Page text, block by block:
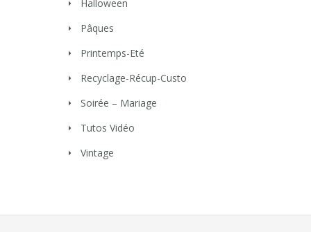
Halloween
Pâques
Printemps-Eté
Recyclage-Récup-Custo
Soirée – Mariage
Tutos Vidéo
Vintage